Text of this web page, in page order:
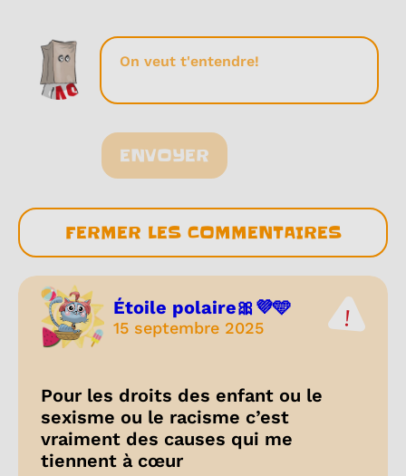
ENVOYER
FERMER LES COMMENTAIRES
Étoile polaire🎀💜🩵
15 septembre 2025
Pour les droits des enfant ou le
sexisme ou le racisme c’est
vraiment des causes qui me
tiennent à cœur